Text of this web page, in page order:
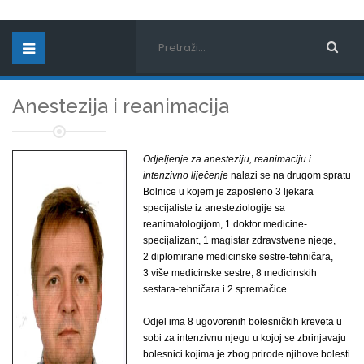
Anestezija i reanimacija
Odjeljenje za anesteziju, reanimaciju i
intenzivno liječenje nalazi se na drugom spratu
Bolnice u kojem je zaposleno 3 ljekara
specijaliste iz anesteziologije sa
reanimatologijom, 1 doktor medicine-
specijalizant, 1 magistar zdravstvene njege,
2 diplomirane medicinske sestre-tehničara,
3 više medicinske sestre, 8 medicinskih
sestara-tehničara i 2 spremačice.
Odjel ima 8 ugovorenih bolesničkih kreveta u
sobi za intenzivnu njegu u kojoj se zbrinjavaju
bolesnici kojima je zbog prirode njihove bolesti